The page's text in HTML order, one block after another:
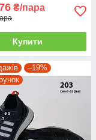
₴/пара
Купити
–19%